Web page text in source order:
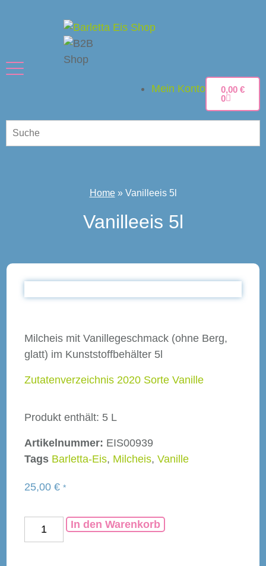
Mein Konto 0,00 €
0
Home» Vanilleeis 5l
Vanilleeis 5l
Milcheis mit Vanillegeschmack (ohne Berg,
glatt) im Kunststoffbehälter 5l
Zutatenverzeichnis 2020 Sorte Vanille
Produkt enthält: 5 L
Artikelnummer: EIS00939
Tags Barletta-Eis, Milcheis,Vanille
25,00€ *
In den Warenkorb